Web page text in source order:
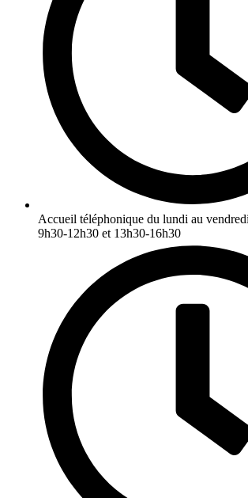
Accueil téléphonique du lundi au vendredi
9h30-12h30 et 13h30-16h30